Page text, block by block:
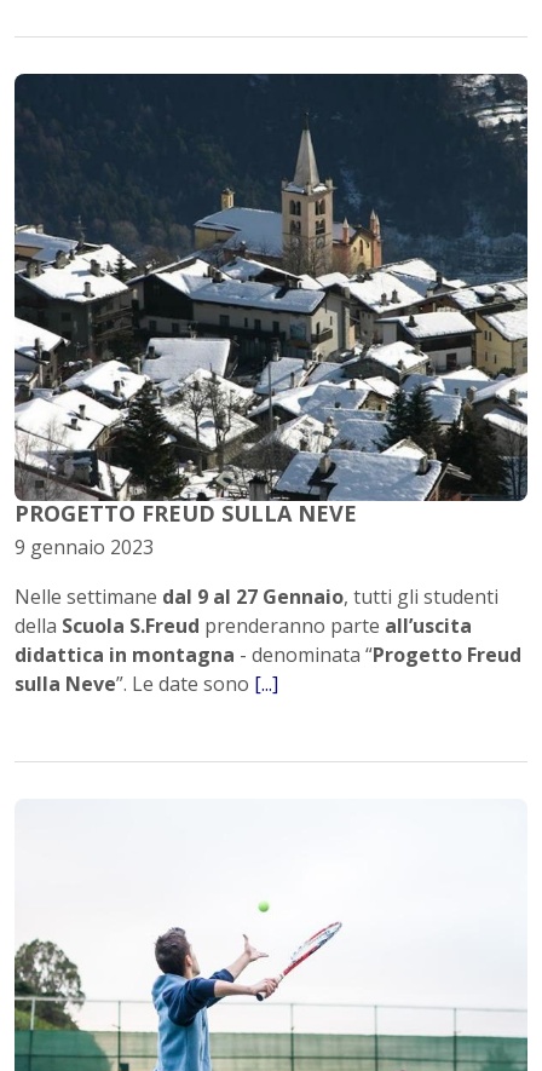
PROGETTO FREUD SULLA NEVE
9 gennaio 2023
Nelle settimane dal 9 al 27 Gennaio, tutti gli studenti
della Scuola S.Freud prenderanno parte all’uscita
didattica in montagna - denominata “Progetto Freud
sulla Neve”. Le date sono [...]